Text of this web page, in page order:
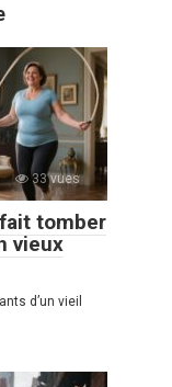
33 vues
tomber
vieux
d’un vieil